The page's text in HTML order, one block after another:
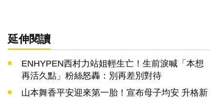
延伸閱讀
ENHYPEN西村力站姐輕生亡！生前淚喊「本想
再活久點」粉絲怒轟：別再差別對待
山本舞香平安迎來第一胎！宣布母子均安 升格新